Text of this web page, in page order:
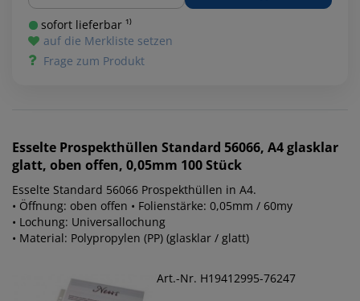
sofort lieferbar ¹⁾
auf die Merkliste setzen
Frage zum Produkt
Esselte Prospekthüllen Standard 56066, A4 glasklar
glatt, oben offen, 0,05mm 100 Stück
Esselte Standard 56066 Prospekthüllen in A4.
• Öffnung: oben offen • Folienstärke: 0,05mm / 60my
• Lochung: Universallochung
• Material: Polypropylen (PP) (glasklar / glatt)
Art.-Nr. H19412995-76247